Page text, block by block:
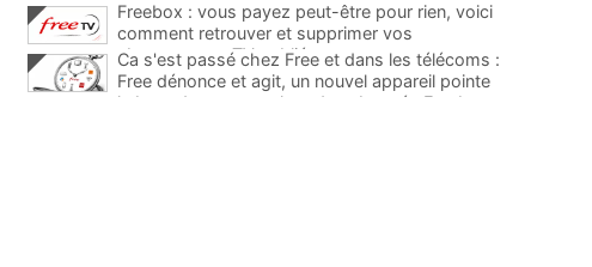
Freebox : vous payez peut-être pour rien, voici
comment retrouver et supprimer vos
abonnements TV oubliés
...
Ca s'est passé chez Free et dans les télécoms :
Free dénonce et agit, un nouvel appareil pointe
le bout de son nez chez des abonnés Freebox...